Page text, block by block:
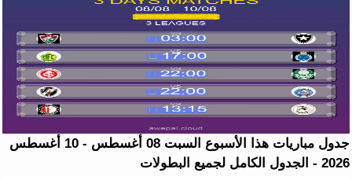
جدول مباريات هذا الأسبوع السبت 08 أغسطس - 10 أغسطس
2026 - الجدول الكامل لجميع البطولات